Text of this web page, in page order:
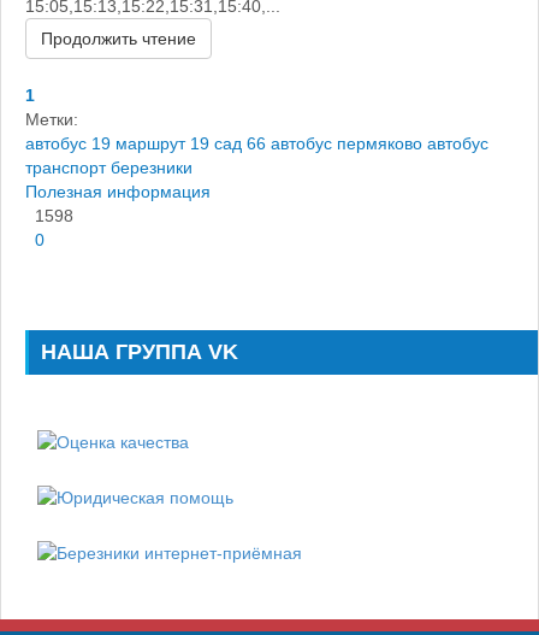
15:05,15:13,15:22,15:31,15:40,...
Продолжить чтение
1
Метки:
автобус 19 маршрут 19 сад 66 автобус пермяково автобус
транспорт березники
Полезная информация
1598
0
НАША ГРУППА VK